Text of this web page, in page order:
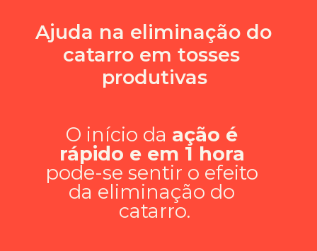
Ajuda na eliminação do
catarro em tosses
produtivas
O início da ação é
rápido e em 1 hora
pode-se sentir o efeito
da eliminação do
catarro.